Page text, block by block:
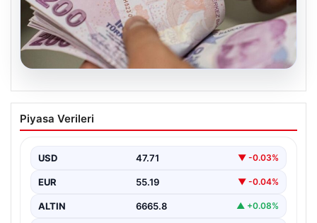
Bayram ikramiyeleri ne zaman yatacak?
2026 Kurban Bayramı emekli ikramiye
Piyasa Verileri
USD 47.71 ▼ -0.03%
EUR 55.19 ▼ -0.04%
ALTIN 6665.8 ▲ +0.08%